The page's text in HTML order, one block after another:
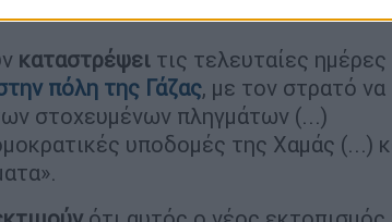
καταστρέψει τις τελευταίες ημέρες
πόλη της Γάζας, με τον στρατό να
στοχευμένων πληγμάτων (...)
υποδομές της Χαμάς (...)